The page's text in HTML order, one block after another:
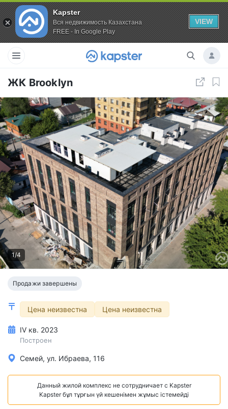
Kapster
Вся недвижимость Казахстана
FREE - In Google Play
VIEW
ЖК Brooklyn
1/4
Продажи завершены
Цена неизвестна Цена неизвестна
IV кв. 2023
Построен
Семей, ул. Ибраева, 116
Данный жилой комплекс не сотрудничает с Kapster
Kapster бұл тұрғын үй кешенімен жұмыс істемейді